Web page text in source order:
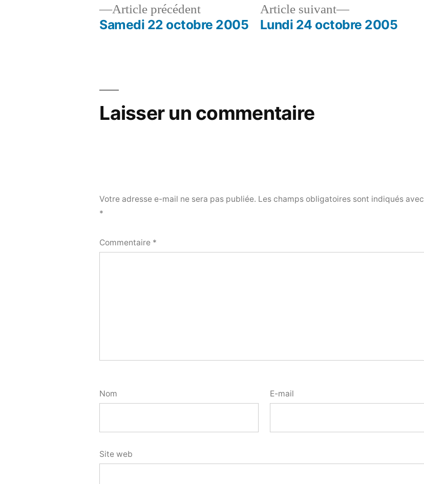
Navigation
Article précédentArticle
précédent :
Samedi 22 octobre 2005
Article suivant
Article
suivant :
Lundi 24 octobre 2005
Laisser un commentaire
Votre adresse e-mail ne sera pas publiée. Les champs obligatoires sont indiqués avec
*
Commentaire *
Nom E-mail
Site web